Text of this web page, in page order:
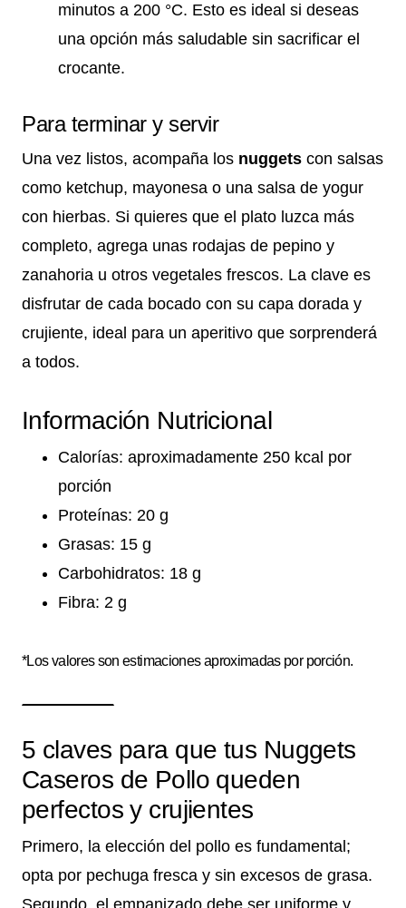
minutos a 200 °C. Esto es ideal si deseas
una opción más saludable sin sacrificar el
crocante.
Para terminar y servir
Una vez listos, acompaña los nuggets con salsas
como ketchup, mayonesa o una salsa de yogur
con hierbas. Si quieres que el plato luzca más
completo, agrega unas rodajas de pepino y
zanahoria u otros vegetales frescos. La clave es
disfrutar de cada bocado con su capa dorada y
crujiente, ideal para un aperitivo que sorprenderá
a todos.
Información Nutricional
Calorías: aproximadamente 250 kcal por
porción
Proteínas: 20 g
Grasas: 15 g
Carbohidratos: 18 g
Fibra: 2 g
*Los valores son estimaciones aproximadas por porción.
5 claves para que tus Nuggets
Caseros de Pollo queden
perfectos y crujientes
Primero, la elección del pollo es fundamental;
opta por pechuga fresca y sin excesos de grasa.